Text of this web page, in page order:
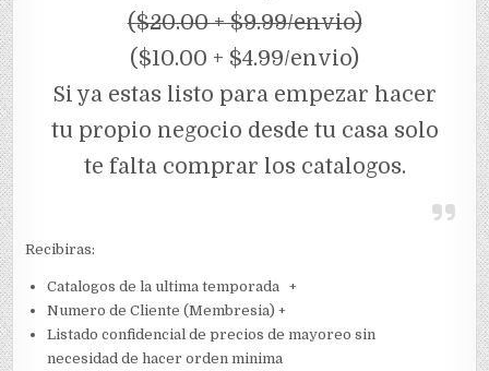
($20.00 + $9.99/envio)
($10.00 + $4.99/envio)
Si ya estas listo para empezar hacer
tu propio negocio desde tu casa solo
te falta comprar los catalogos.
Recibiras:
Catalogos de la ultima temporada +
Numero de Cliente (Membresia) +
Listado confidencial de precios de mayoreo sin
necesidad de hacer orden minima